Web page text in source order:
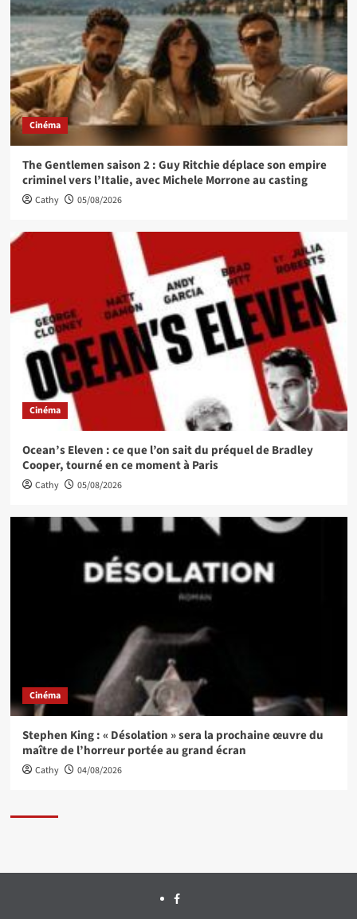
Cinéma
The Gentlemen saison 2 : Guy Ritchie déplace son empire
criminel vers l’Italie, avec Michele Morrone au casting
Cathy 05/08/2026
Cinéma
Ocean’s Eleven : ce que l’on sait du préquel de Bradley
Cooper, tourné en ce moment à Paris
Cathy 05/08/2026
Cinéma
Stephen King : « Désolation » sera la prochaine œuvre du
maître de l’horreur portée au grand écran
Cathy 04/08/2026
Facebook